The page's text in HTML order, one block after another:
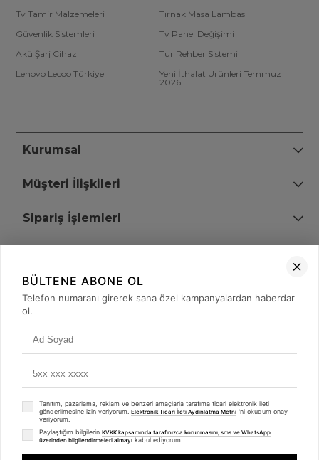
Tv Tamir Malzemeleri
Tırnak Masa Lambası
Güvenlik Sistemleri
Tv Panel Değişimi
Akü Şarj Cihazı
Tur Rehber Sistemi
Lenovo Lecoo Türkiye
Yeni İthalat Ürünleri Temmuz
2026
Kurumsal
Müşteri İlişkileri
Sipariş İşlemleri
+90 (850) 473 08 08
© 2008 - 2026merterelektronik.com
BÜLTENE ABONE OL
Telefon numaranı girerek sana özel kampanyalardan haberdar
ol.
Tanıtım, pazarlama, reklam ve benzeri amaçlarla tarafıma ticari elektronik ileti
gönderilmesine izin veriyorum. Elektronik Ticari İleti Aydınlatma Metni 'ni okudum onay
veriyorum.
Paylaştığım bilgilerin KVKK kapsamında tarafınızca korunmasını, sms ve WhatsApp
üzerinden bilgilendirmeleri almayı kabul ediyorum.